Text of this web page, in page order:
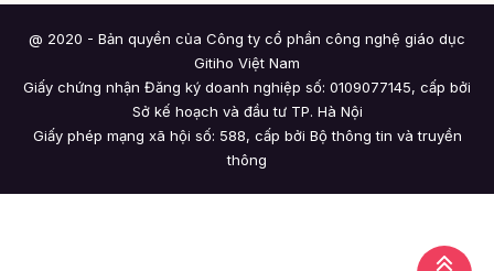
@ 2020 - Bản quyền của Công ty cổ phần công nghệ giáo dục
Gitiho Việt Nam
Giấy chứng nhận Đăng ký doanh nghiệp số: 0109077145, cấp bởi
Sở kế hoạch và đầu tư TP. Hà Nội
Giấy phép mạng xã hội số: 588, cấp bởi Bộ thông tin và truyền
thông